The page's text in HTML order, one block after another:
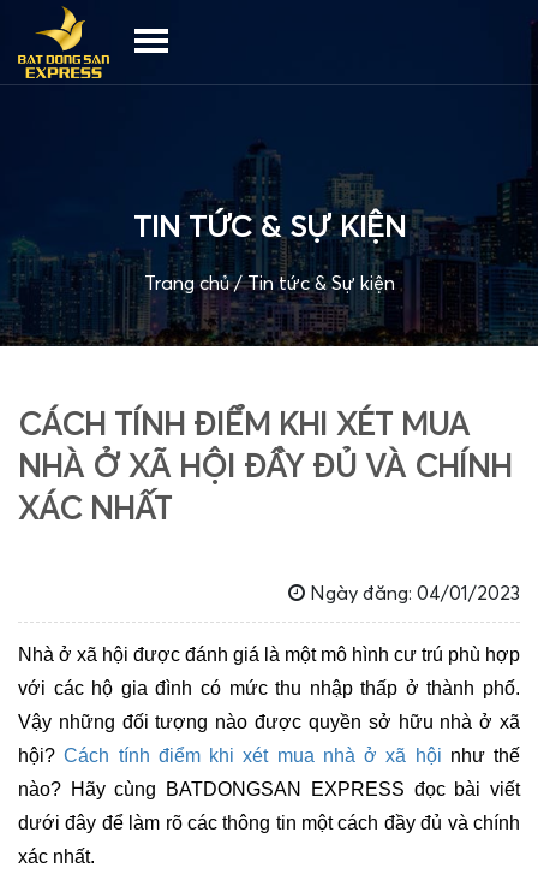
TIN TỨC & SỰ KIỆN
Trang chủ/Tin tức & Sự kiện
CÁCH TÍNH ĐIỂM KHI XÉT MUA
NHÀ Ở XÃ HỘI ĐẦY ĐỦ VÀ CHÍNH
XÁC NHẤT
Ngày đăng: 04/01/2023
Nhà ở xã hội được đánh giá là một mô hình cư trú phù hợp
với các hộ gia đình có mức thu nhập thấp ở thành phố.
Vậy những đối tượng nào được quyền sở hữu nhà ở xã
hội? Cách tính điểm khi xét mua nhà ở xã hội như thế
nào? Hãy cùng BATDONGSAN EXPRESS đọc bài viết
dưới đây để làm rõ các thông tin một cách đầy đủ và chính
xác nhất.